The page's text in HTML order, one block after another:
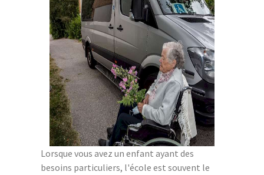
Lorsque vous avez un enfant ayant des
besoins particuliers, l'école est souvent le